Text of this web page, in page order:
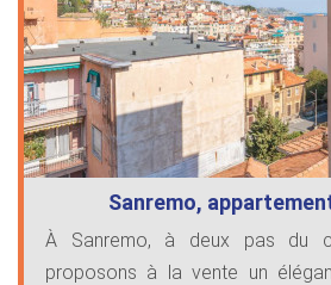
Sanremo,
À Sanremo, à deux pas du
proposons à la vente un